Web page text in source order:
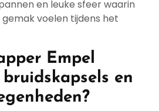
en leuke sfeer waarin
voelen tijdens het
Empel
en